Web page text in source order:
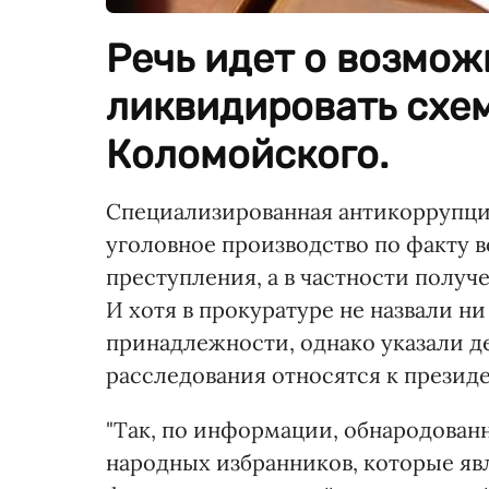
Речь идет о
ликвидировать
Коломойского.
Специализированная
уголовное производство по
преступления, а в частности
И хотя в прокуратуре не назвали
принадлежности, однако указали
расследования относятся к
"Так, по информации,
народных избранников, которые